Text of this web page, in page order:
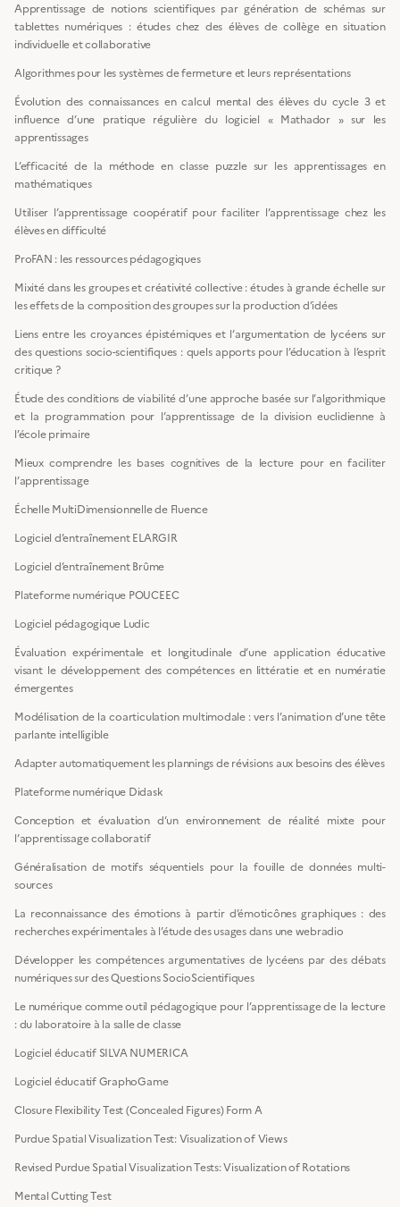
Apprentissage de notions scientifiques par génération de schémas sur
tablettes numériques : études chez des élèves de collège en situation
individuelle et collaborative
Algorithmes pour les systèmes de fermeture et leurs représentations
Évolution des connaissances en calcul mental des élèves du cycle 3 et
influence d’une pratique régulière du logiciel « Mathador » sur les
apprentissages
L’efficacité de la méthode en classe puzzle sur les apprentissages en
mathématiques
Utiliser l’apprentissage coopératif pour faciliter l’apprentissage chez les
élèves en difficulté
ProFAN : les ressources pédagogiques
Mixité dans les groupes et créativité collective : études à grande échelle sur
les effets de la composition des groupes sur la production d’idées
Liens entre les croyances épistémiques et l’argumentation de lycéens sur
des questions socio-scientifiques : quels apports pour l’éducation à l’esprit
critique ?
Étude des conditions de viabilité d’une approche basée sur l’algorithmique
et la programmation pour l’apprentissage de la division euclidienne à
l’école primaire
Mieux comprendre les bases cognitives de la lecture pour en faciliter
l’apprentissage
Échelle MultiDimensionnelle de Fluence
Logiciel d’entraînement ELARGIR
Logiciel d’entraînement Brûme
Plateforme numérique POUCEEC
Logiciel pédagogique Ludic
Évaluation expérimentale et longitudinale d’une application éducative
visant le développement des compétences en littératie et en numératie
émergentes
Modélisation de la coarticulation multimodale : vers l’animation d’une tête
parlante intelligible
Adapter automatiquement les plannings de révisions aux besoins des élèves
Plateforme numérique Didask
Conception et évaluation d’un environnement de réalité mixte pour
l’apprentissage collaboratif
Généralisation de motifs séquentiels pour la fouille de données multi-
sources
La reconnaissance des émotions à partir d’émoticônes graphiques : des
recherches expérimentales à l’étude des usages dans une webradio
Développer les compétences argumentatives de lycéens par des débats
numériques sur des Questions SocioScientifiques
Le numérique comme outil pédagogique pour l’apprentissage de la lecture
: du laboratoire à la salle de classe
Logiciel éducatif SILVA NUMERICA
Logiciel éducatif GraphoGame
Closure Flexibility Test (Concealed Figures) Form A
Purdue Spatial Visualization Test: Visualization of Views
Revised Purdue Spatial Visualization Tests: Visualization of Rotations
Mental Cutting Test